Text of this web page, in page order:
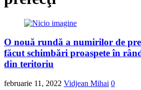
O nouă rundă a numirilor de
făcut schimbări proaspete în
din teritoriu
februarie 11, 2022 Vidjean Mihai 0